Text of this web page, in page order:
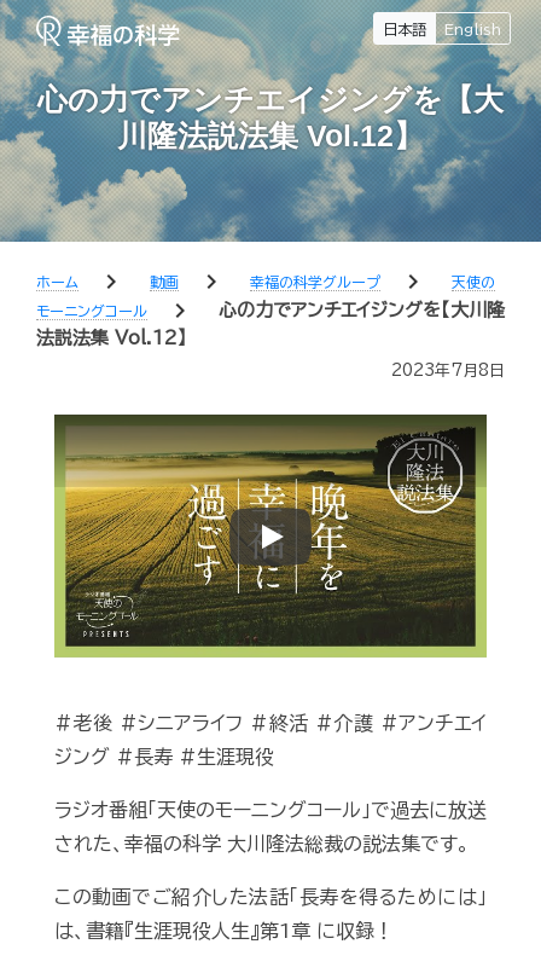
日本語 English
心の力でアンチエイジングを【大
川隆法説法集 Vol.12】
ホーム chevron_right 動画 chevron_right 幸福の科学グループ chevron_right
天使の
モーニングコール
chevron_right
心の力でアンチエイジングを【大川隆
法説法集 Vol.12】
2023年7月8日
Play
#老後 #シニアライフ #終活 #介護 #アンチエイ
ジング #長寿 #生涯現役
ラジオ番組「天使のモーニングコール」で過去に放送
された、幸福の科学 大川隆法総裁の説法集です。
この動画でご紹介した法話「長寿を得るためには」
は、書籍『生涯現役人生』第1章 に収録！